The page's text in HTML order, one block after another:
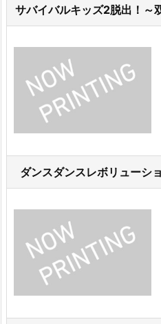
サバイバルキッズ2脱出
ダンスダンスレボリュ